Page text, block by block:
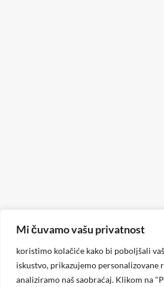
Mi čuvamo vašu privatnost
koristimo kolačiće kako bi poboljšali
iskustvo, prikazujemo personalizovane
analiziramo naš saobraćaj. Klikom na